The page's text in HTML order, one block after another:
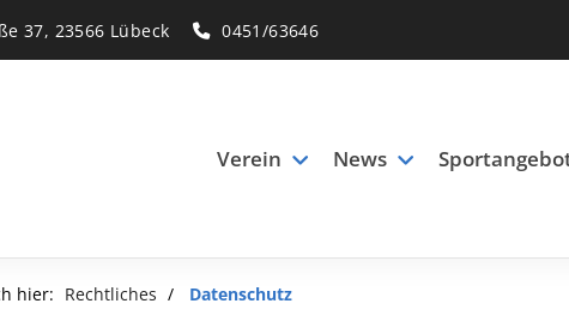
37, 23566 Lübeck 0451/63646
Verein News
hier: Rechtliches Datenschutz